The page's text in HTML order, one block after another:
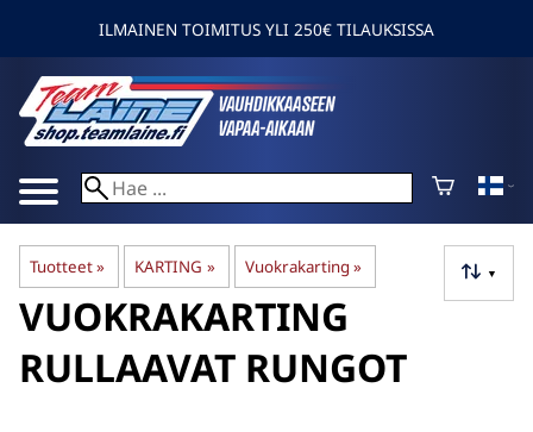
ILMAINEN TOIMITUS YLI 250€ TILAUKSISSA
Tuotteet‪» KARTING ‪» Vuokrakarting ‪» ▼
VUOKRAKARTING
RULLAAVAT RUNGOT